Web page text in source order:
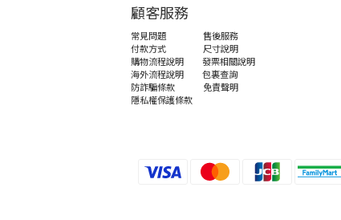
顧客服務
常見問題
售後服務
付款方式
尺寸說明
購物流程說明
發票相關說明
海外流程說明
包裏查詢
防詐騙條款
免責聲明
隱私權保護條款